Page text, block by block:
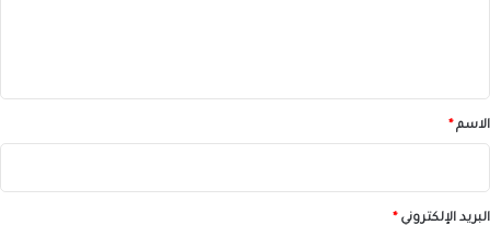
*الاسم*
البريد الإلكتروني*